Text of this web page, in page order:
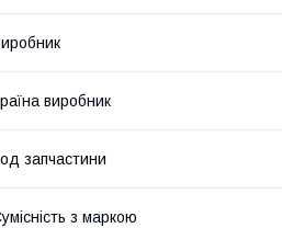
виробник
запчастини
з маркою